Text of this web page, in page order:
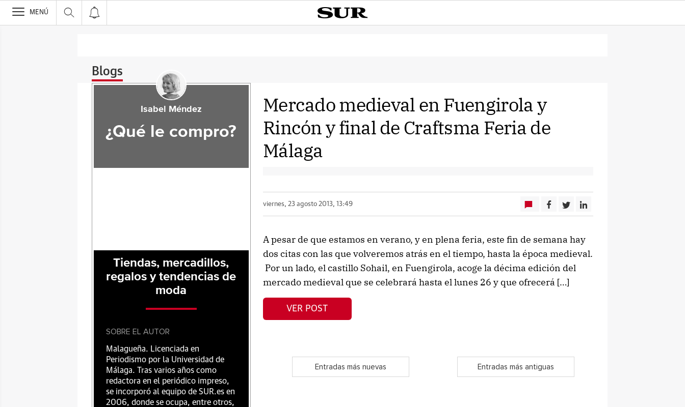
>
MENÚ
Blogs
Mercado medieval en Fuengirola y
Rincón y final de Craftsma Feria de
Málaga
viernes, 23 agosto 2013, 13:49
A pesar de que estamos en verano, y en plena feria, este fin de semana hay
dos citas con las que volveremos atrás en el tiempo, hasta la época medieval.
Por un lado, el castillo Sohail, en Fuengirola, acoge la décima edición del
mercado medieval que se celebrará hasta el lunes 26 y que ofrecerá […]
VER POST
Entradas más nuevas Entradas más antiguas
Isabel Méndez
¿Qué le compro?
Tiendas, mercadillos,
regalos y tendencias de
moda
SOBRE EL AUTOR
Malagueña. Licenciada en
Periodismo por la Universidad de
Málaga. Tras varios años como
redactora en el periódico impreso,
se incorporó al equipo de SUR.es en
2006, donde se ocupa, entre otros,